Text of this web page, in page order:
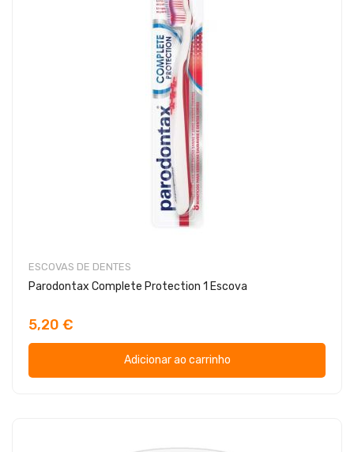
ESCOVAS DE DENTES
Parodontax Complete Protection 1 Escova
5,20 €
Adicionar ao carrinho